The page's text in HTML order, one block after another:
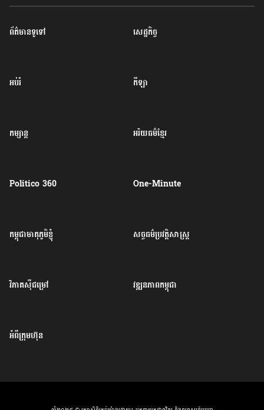
ព័ត៌មានទូទៅ សេដ្ឋកិច្ច
អប់រំ កីឡា
កម្សាន្ត អរិយធម៌ខ្មែរ
Politico 360 One-Minute
កម្ពុជាមាតុភូមិខ្ញុំ សច្ចធម៌ប្រវត្តិសាស្ត្រ
វិភាគសុីជម្រៅ វឌ្ឍនភាពកម្ពុជា
អំពីក្រុមហ៊ុន